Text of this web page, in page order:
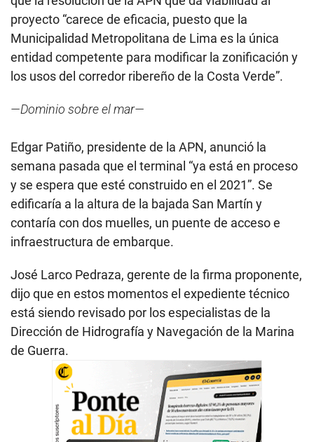
proyecto “carece de eficacia, puesto que la
Municipalidad Metropolitana de Lima es la única
entidad competente para modificar la zonificación y
los usos del corredor ribereño de la Costa Verde”.
—Dominio sobre el mar—
Edgar Patiño, presidente de la APN, anunció la
semana pasada que el terminal “ya está en proceso
y se espera que esté construido en el 2021”. Se
edificaría a la altura de la bajada San Martín y
contaría con dos muelles, un puente de acceso e
infraestructura de embarque.
José Larco Pedraza, gerente de la firma proponente,
dijo que en estos momentos el expediente técnico
está siendo revisado por los especialistas de la
Dirección de Hidrografía y Navegación de la Marina
de Guerra.